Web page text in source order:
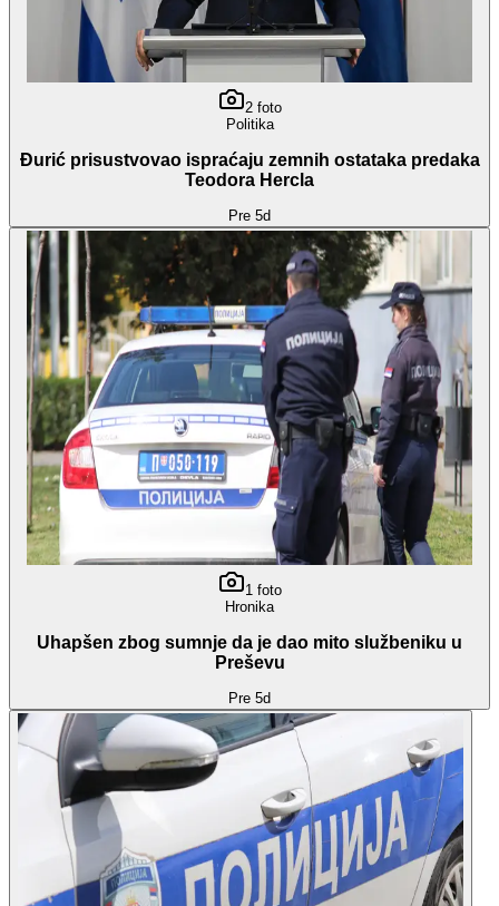
2foto
Politika
Đurić prisustvovao ispraćaju zemnih ostataka predaka
Teodora Hercla
Pre 5d
1foto
Hronika
Uhapšen zbog sumnje da je dao mito službeniku u
Preševu
Pre 5d